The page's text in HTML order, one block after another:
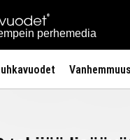
perhemedia
Vanhemmuus